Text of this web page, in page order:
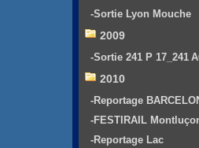
-Sortie Lyon Mouche
2009
-Sortie 241 P 17_241
2010
-Reportage
-FESTIRAIL
-Reportage Lac